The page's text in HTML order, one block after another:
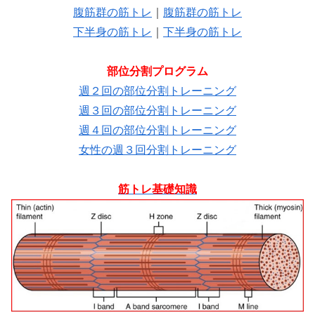
腹筋群の筋トレ
腹筋群の筋トレ
下半身の筋トレ
下半身の筋トレ
部位分割プログラム
週２回の部位分割トレーニング
週３回の部位分割トレーニング
週４回の部位分割トレーニング
女性の週３回分割トレーニング
筋トレ基礎知識